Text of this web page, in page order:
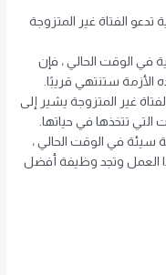
الفتاة غير المتزوجة
في الوقت الحالي ، فإن
الأزمة ستنتهي قريبًا.
غير المتزوجة يشير إلى
التي تتخذها في حياتها.
سيئة في الوقت الحالي ،
العمل وتجد وظيفة أفضل